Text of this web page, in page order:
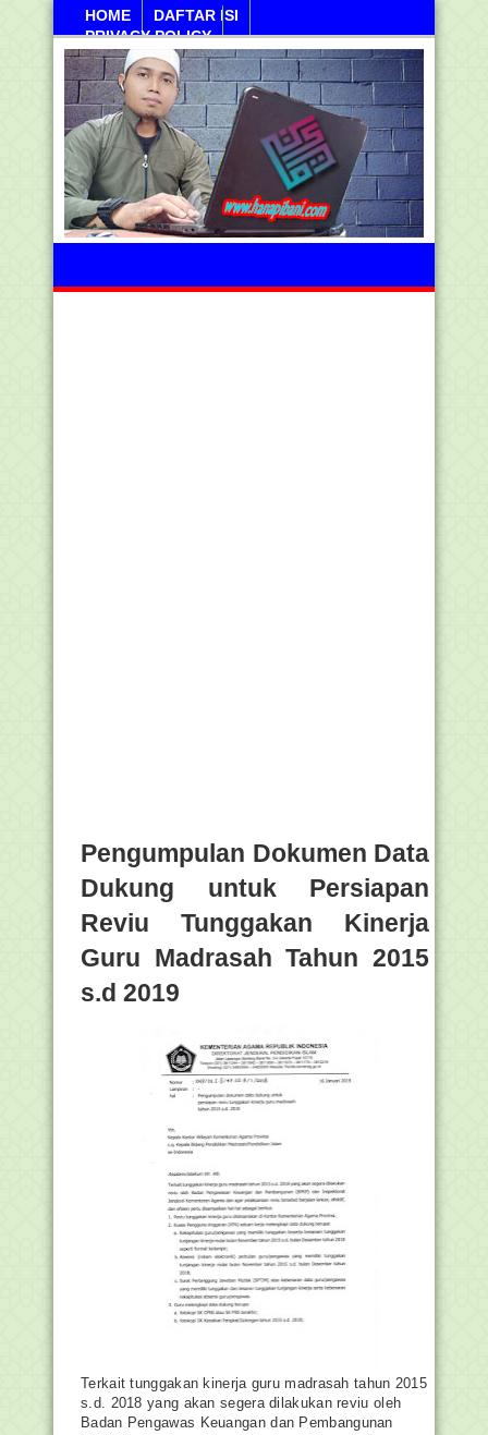
HOME
DAFTAR ISI
PRIVACY POLICY
Sabtu, 08 Agustus 2026
Pengumpulan Dokumen Data
Dukung untuk Persiapan
Reviu Tunggakan Kinerja
Guru Madrasah Tahun 2015
s.d 2019
Terkait tunggakan kinerja guru madrasah tahun 2015
s.d. 2018 yang akan segera dilakukan reviu oleh
Badan Pengawas Keuangan dan Pembangunan